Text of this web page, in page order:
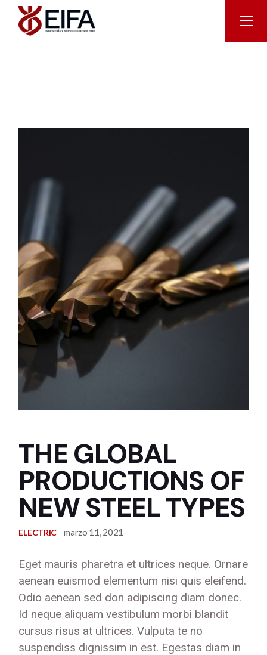
THE GLOBAL
PRODUCTIONS OF
NEW STEEL TYPES
ELECTRIC marzo 11, 2021
Eget mauris pharetra et ultrices neque. Ornare
aenean euismod elementum nisi quis eleifend.
Odio aenean sed don adipiscing diam donec.
Id neque aliquam vestibulum morbi blandit
cursus risus at ultrices. Vulputa te no
suspendiss dignissim in est. Egestas diam in